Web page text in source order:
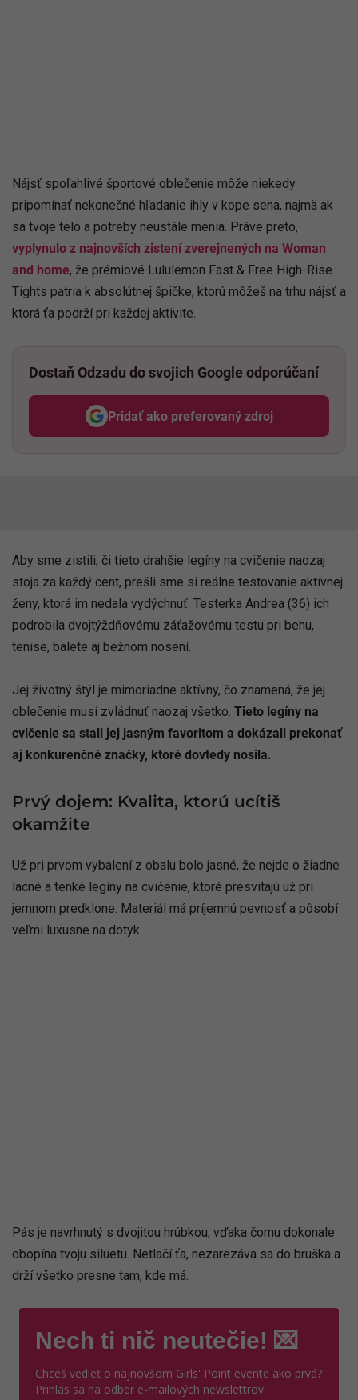
Nájsť spoľahlivé športové oblečenie môže niekedy
pripomínať nekonečné hľadanie ihly v kope sena, najmä ak
sa tvoje telo a potreby neustále menia. Práve preto,
vyplynulo z najnovších zistení zverejnených na Woman
and home, že prémiové Lululemon Fast & Free High-Rise
Tights patria k absolútnej špičke, ktorú môžeš na trhu nájsť a
ktorá ťa podrží pri každej aktivite.
Dostaň Odzadu do svojich Google odporúčaní
Pridať ako preferovaný zdroj
Odzadu, odkaz sa otvorí v
Aby sme zistili, či tieto drahšie legíny na cvičenie naozaj
stoja za každý cent, prešli sme si reálne testovanie aktívnej
ženy, ktorá im nedala vydýchnuť. Testerka Andrea (36) ich
podrobila dvojtýždňovému záťažovému testu pri behu,
tenise, balete aj bežnom nosení.
Jej životný štýl je mimoriadne aktívny, čo znamená, že jej
oblečenie musí zvládnuť naozaj všetko. Tieto legíny na
cvičenie sa stali jej jasným favoritom a dokázali prekonať
aj konkurenčné značky, ktoré dovtedy nosila.
Prvý dojem: Kvalita, ktorú ucítiš
okamžite
Už pri prvom vybalení z obalu bolo jasné, že nejde o žiadne
lacné a tenké legíny na cvičenie, ktoré presvitajú už pri
jemnom predklone. Materiál má príjemnú pevnosť a pôsobí
veľmi luxusne na dotyk.
Pás je navrhnutý s dvojitou hrúbkou, vďaka čomu dokonale
obopína tvoju siluetu. Netlačí ťa, nezarezáva sa do bruška a
drží všetko presne tam, kde má.
Nech ti nič neutečie! 💌
Chceš vedieť o najnovšom Girls' Point evente ako prvá?
Prihlás sa na odber e-mailových newslettrov.